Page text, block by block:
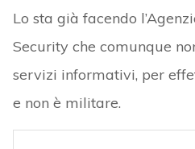
Lo sta già facendo
Security che comunque
servizi informativi, per
e non è militare.